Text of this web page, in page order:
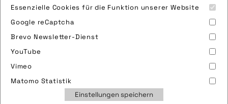
Essenzielle Cookies für die Funktion unserer Website
Google reCaptcha
Brevo Newsletter-Dienst
YouTube
Vimeo
Matomo Statistik
Einstellungen speichern
Nutzungsbedingungen
Datenschutz
Cookies